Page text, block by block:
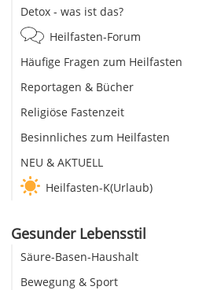
Detox - was ist das?
Heilfasten-Forum
Häufige Fragen zum Heilfasten
Reportagen & Bücher
Religiöse Fastenzeit
Besinnliches zum Heilfasten
NEU & AKTUELL
Heilfasten-K(Urlaub)
Gesunder Lebensstil
Säure-Basen-Haushalt
Bewegung & Sport